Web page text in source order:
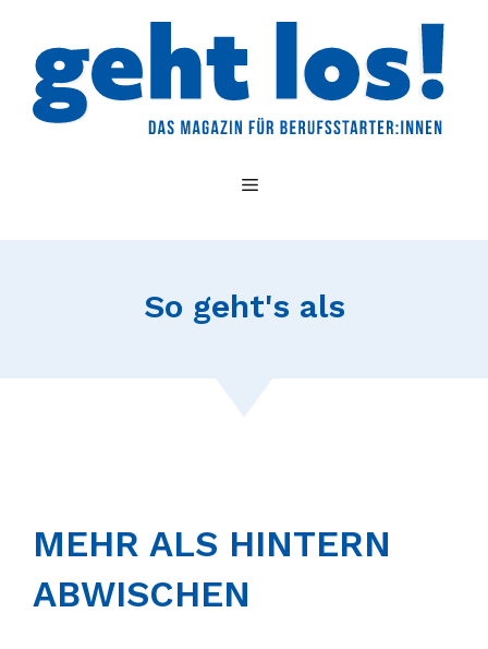
springen
MENÜ
So geht's als
MEHR ALS HINTERN
ABWISCHEN